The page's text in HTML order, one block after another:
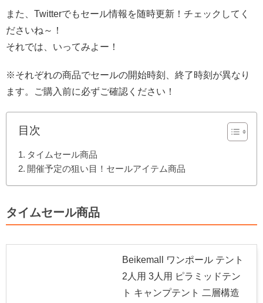
また、Twitterでもセール情報を随時更新！チェックしてく
ださいね～！
それでは、いってみよー！
※それぞれの商品でセールの開始時刻、終了時刻が異なり
ます。ご購入前に必ずご確認ください！
目次
タイムセール商品
開催予定の狙い目！セールアイテム商品
タイムセール商品
Beikemall ワンポール テント
2人用 3人用 ピラミッドテン
ト キャンプテント 二層構造